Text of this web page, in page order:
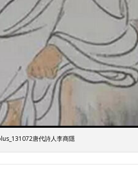
唐代詩人李商隱